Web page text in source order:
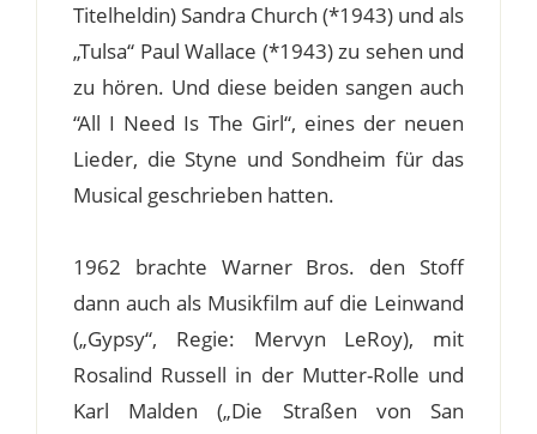
Titelheldin) Sandra Church (*1943) und als
„Tulsa“ Paul Wallace (*1943) zu sehen und
zu hören. Und diese beiden sangen auch
“All I Need Is The Girl“, eines der neuen
Lieder, die Styne und Sondheim für das
Musical geschrieben hatten.
1962 brachte Warner Bros. den Stoff
dann auch als Musikfilm auf die Leinwand
(„Gypsy“, Regie: Mervyn LeRoy), mit
Rosalind Russell in der Mutter-Rolle und
Karl Malden („Die Straßen von San